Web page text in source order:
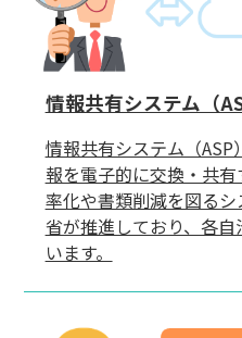
情報共有システム（
情報共有システム（
報を電子的に交換・共
率化や書類削減を図る
省が推進しており、各
います。